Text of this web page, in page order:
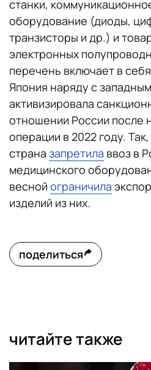
станки,
оборудование (диоды,
транзисторы и др.) и
электронных
перечень включает в
Япония наряду с
активизировала
отношении России после
операции в 2022 году.
страна запретила ввоз в
медицинского
весной ограничила
изделий из них.
поделиться
читайте также